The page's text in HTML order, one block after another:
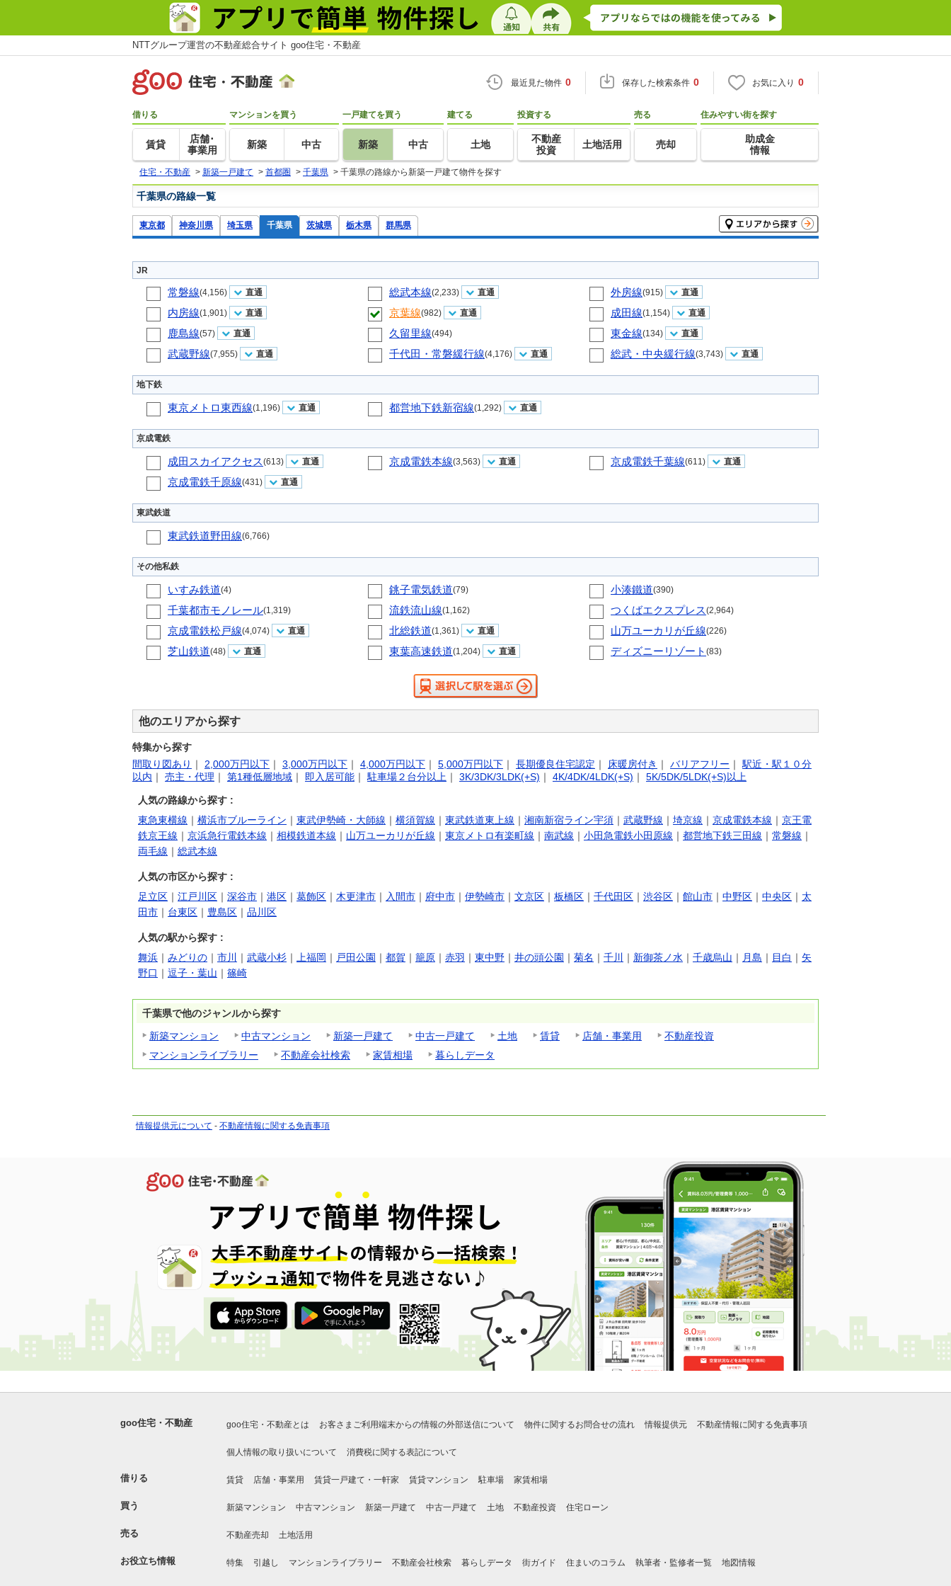
NTTグループ運営の不動産総合サイト goo住宅・不動産
最近見た物件 0 保存した検索条件 0 お気に入り 0
借りる
賃貸
店舗･
事業用
マンションを買う
新築 中古
一戸建てを買う
新築 中古
建てる
土地
投資する
不動産
投資
土地活用
売る
売却
住みやすい街を探す
助成金
情報
住宅・不動産 > 新築一戸建て > 首都圏 > 千葉県 > 千葉県の路線から新築一戸建て物件を探す
千葉県の路線一覧
東京都 神奈川県 埼玉県 千葉県 茨城県 栃木県 群馬県
JR
常磐線(4,156) 直通 総武本線(2,233) 直通 外房線(915) 直通
内房線(1,901) 直通 京葉線(982) 直通 成田線(1,154) 直通
鹿島線(57) 直通 久留里線(494) 東金線(134) 直通
武蔵野線(7,955) 直通 千代田・常磐緩行線(4,176) 直通 総武・中央緩行線(3,743) 直通
地下鉄
東京メトロ東西線(1,196) 直通 都営地下鉄新宿線(1,292) 直通
京成電鉄
成田スカイアクセス(613) 直通 京成電鉄本線(3,563) 直通 京成電鉄千葉線(611) 直通
京成電鉄千原線(431) 直通
東武鉄道
東武鉄道野田線(6,766)
その他私鉄
いすみ鉄道(4) 銚子電気鉄道(79) 小湊鐵道(390)
千葉都市モノレール(1,319) 流鉄流山線(1,162) つくばエクスプレス(2,964)
京成電鉄松戸線(4,074) 直通 北総鉄道(1,361) 直通 山万ユーカリが丘線(226)
芝山鉄道(48) 直通 東葉高速鉄道(1,204) 直通 ディズニーリゾート(83)
他のエリアから探す
特集から探す
間取り図あり ｜ 2,000万円以下 ｜ 3,000万円以下 ｜ 4,000万円以下 ｜ 5,000万円以下 ｜ 長期優良住宅認定 ｜ 床暖房付き ｜ バリアフリー ｜ 駅近・駅１０分
以内 ｜ 売主・代理 ｜ 第1種低層地域 ｜ 即入居可能 ｜ 駐車場２台分以上 ｜ 3K/3DK/3LDK(+S) ｜ 4K/4DK/4LDK(+S) ｜ 5K/5DK/5LDK(+S)以上
人気の路線から探す :
東急東横線 ｜ 横浜市ブルーライン ｜ 東武伊勢崎・大師線 ｜ 横須賀線 ｜ 東武鉄道東上線 ｜ 湘南新宿ライン宇須 ｜ 武蔵野線 ｜ 埼京線 ｜ 京成電鉄本線 ｜ 京王電
鉄京王線 ｜ 京浜急行電鉄本線 ｜ 相模鉄道本線 ｜ 山万ユーカリが丘線 ｜ 東京メトロ有楽町線 ｜ 南武線 ｜ 小田急電鉄小田原線 ｜ 都営地下鉄三田線 ｜ 常磐線 ｜
両毛線 ｜ 総武本線
人気の市区から探す :
足立区 ｜ 江戸川区 ｜ 深谷市 ｜ 港区 ｜ 葛飾区 ｜ 木更津市 ｜ 入間市 ｜ 府中市 ｜ 伊勢崎市 ｜ 文京区 ｜ 板橋区 ｜ 千代田区 ｜ 渋谷区 ｜ 館山市 ｜ 中野区 ｜ 中央区 ｜ 太
田市 ｜ 台東区 ｜ 豊島区 ｜ 品川区
人気の駅から探す :
舞浜 ｜ みどりの ｜ 市川 ｜ 武蔵小杉 ｜ 上福岡 ｜ 戸田公園 ｜ 都賀 ｜ 籠原 ｜ 赤羽 ｜ 東中野 ｜ 井の頭公園 ｜ 菊名 ｜ 千川 ｜ 新御茶ノ水 ｜ 千歳烏山 ｜ 月島 ｜ 目白 ｜ 矢
野口 ｜ 逗子・葉山 ｜ 篠崎
千葉県で他のジャンルから探す
新築マンション
中古マンション 新築一戸建て 中古一戸建て 土地 賃貸 店舗・事業用
不動産投資
マンションライブラリー
不動産会社検索 家賃相場 暮らしデータ
情報提供元について - 不動産情報に関する免責事項
goo住宅・不動産 goo住宅・不動産とは お客さまご利用端末からの情報の外部送信について 物件に関するお問合せの流れ 情報提供元 不動産情報に関する免責事項
個人情報の取り扱いについて 消費税に関する表記について
借りる 賃貸 店舗・事業用 賃貸一戸建て・一軒家 賃貸マンション 駐車場 家賃相場
買う 新築マンション 中古マンション 新築一戸建て 中古一戸建て 土地 不動産投資 住宅ローン
売る 不動産売却 土地活用
お役立ち情報 特集 引越し マンションライブラリー 不動産会社検索 暮らしデータ 街ガイド 住まいのコラム 執筆者・監修者一覧 地図情報